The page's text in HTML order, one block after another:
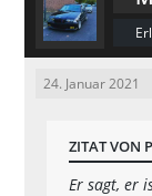
24. Januar 2021
ZITAT VON
Er sagt, er